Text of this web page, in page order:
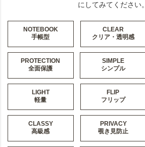
にしてみてください。
NOTEBOOK
手帳型
CLEAR
クリア・透明感
PROTECTION
全面保護
SIMPLE
シンプル
LIGHT
軽量
FLIP
フリップ
CLASSY
高級感
PRIVACY
覗き見防止